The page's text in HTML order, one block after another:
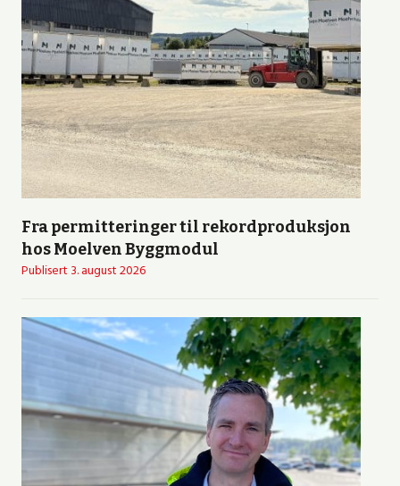
Fra permitteringer til rekordproduksjon
hos Moelven Byggmodul
Publisert 3. august 2026